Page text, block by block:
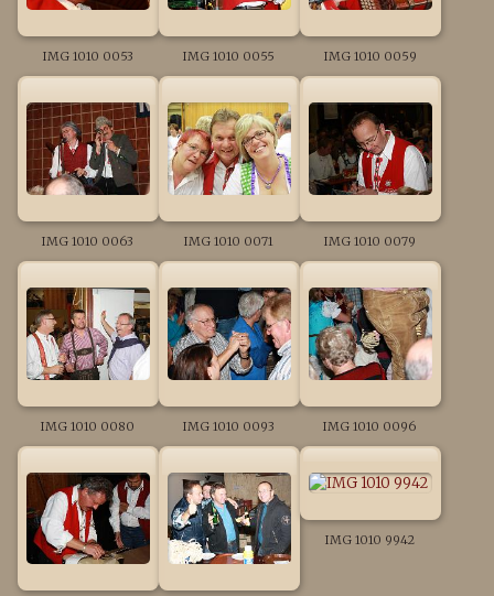
IMG 1010 0053 IMG 1010 0055 IMG 1010 0059
IMG 1010 0063 IMG 1010 0071 IMG 1010 0079
IMG 1010 0080 IMG 1010 0093 IMG 1010 0096
IMG 1010 9942